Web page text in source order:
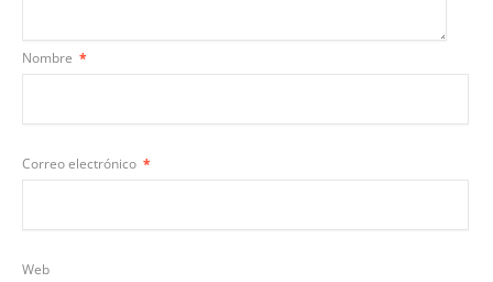
Nombre *
Correo electrónico *
Web